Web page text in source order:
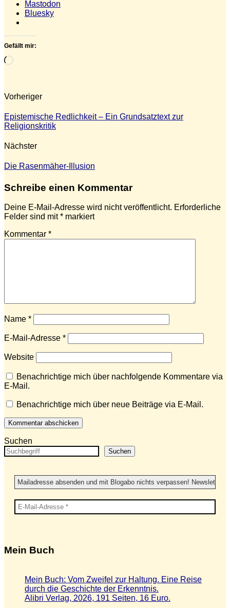
Mastodon
Bluesky
Gefällt mir:
Wird
Vorheriger
Epistemische Redlichkeit – Ein Grundsatztext zur
Religionskritik
Nächster
Die Rasenmäher‑Illusion
Schreibe einen Kommentar
Deine E-Mail-Adresse wird nicht veröffentlicht. Erforderliche
Felder sind mit* markiert
Kommentar *
Name *
E-Mail-Adresse *
Website
Benachrichtige mich über nachfolgende Kommentare via
E-Mail.
Benachrichtige mich über neue Beiträge via E-Mail.
Suchen
Suchen
Mein Buch
Mein Buch: Vom Zweifel zur Haltung. Eine Reise
durch die Geschichte der Erkenntnis.
Alibri Verlag, 2026, 191 Seiten, 16 Euro.